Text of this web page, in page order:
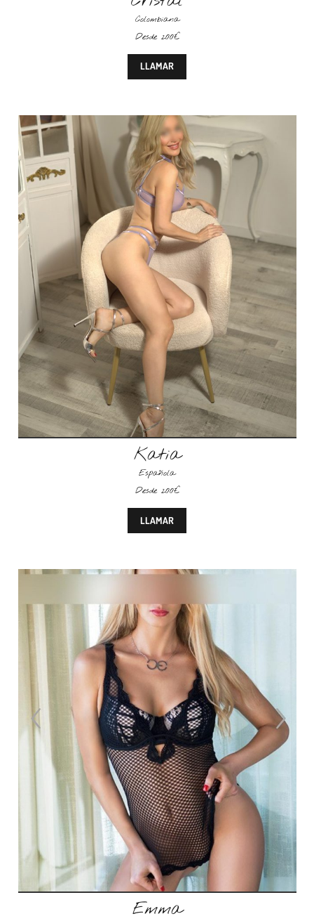
Colombiana
Desde 200€
LLAMAR
Katia
Española
Desde 200€
LLAMAR
Emma